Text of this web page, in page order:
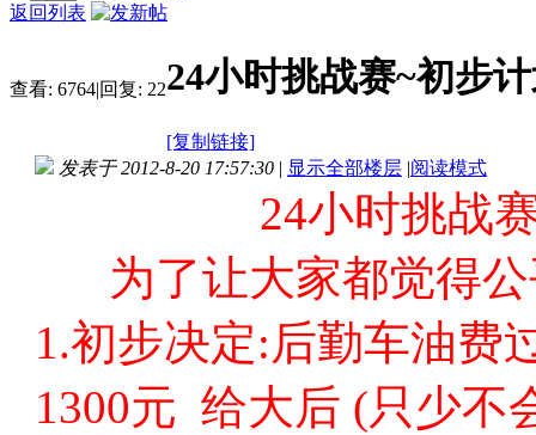
返回列表
查看: 6764|回复: 2224小时挑战赛~初步
[复制链接]
发表于 2012-8-20 17:57:30 | 显示全部楼层 |阅读模式
24小时挑战
为了让大家都觉得
1.初步决定:后勤车油费
1300元 给大后 (只少不